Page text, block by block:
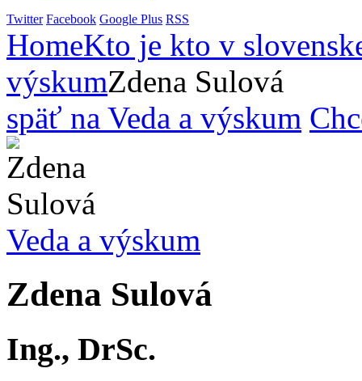
Twitter Facebook Google Plus RSS
HomeKto je kto v
výskumZdena Sulová
späť na Veda a výskum
Veda a výskum
Zdena Sulová
Ing., DrSc.